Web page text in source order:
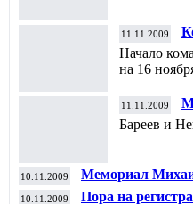
11.11.2009
Начало
на 16
11.11.2009
Бареев и
10.11.2009 Мемориал
10.11.2009 Пора на